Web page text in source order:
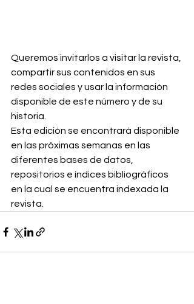
Queremos invitarlos a visitar la revista,
compartir sus contenidos en sus
redes sociales y usar la información
disponible de este número y de su
historia.
Esta edición se encontrará disponible
en las próximas semanas en las
diferentes bases de datos,
repositorios e índices bibliográficos
en la cual se encuentra indexada la
revista.